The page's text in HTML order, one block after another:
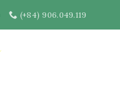
(+84) 906.049.119